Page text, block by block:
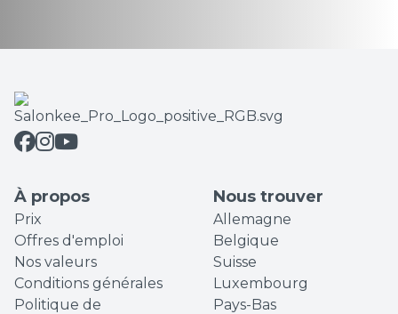
À propos
Prix
Offres d'emploi
Nos valeurs
Conditions générales
Politique de
Nous trouver
Allemagne
Belgique
Suisse
Luxembourg
Pays-Bas